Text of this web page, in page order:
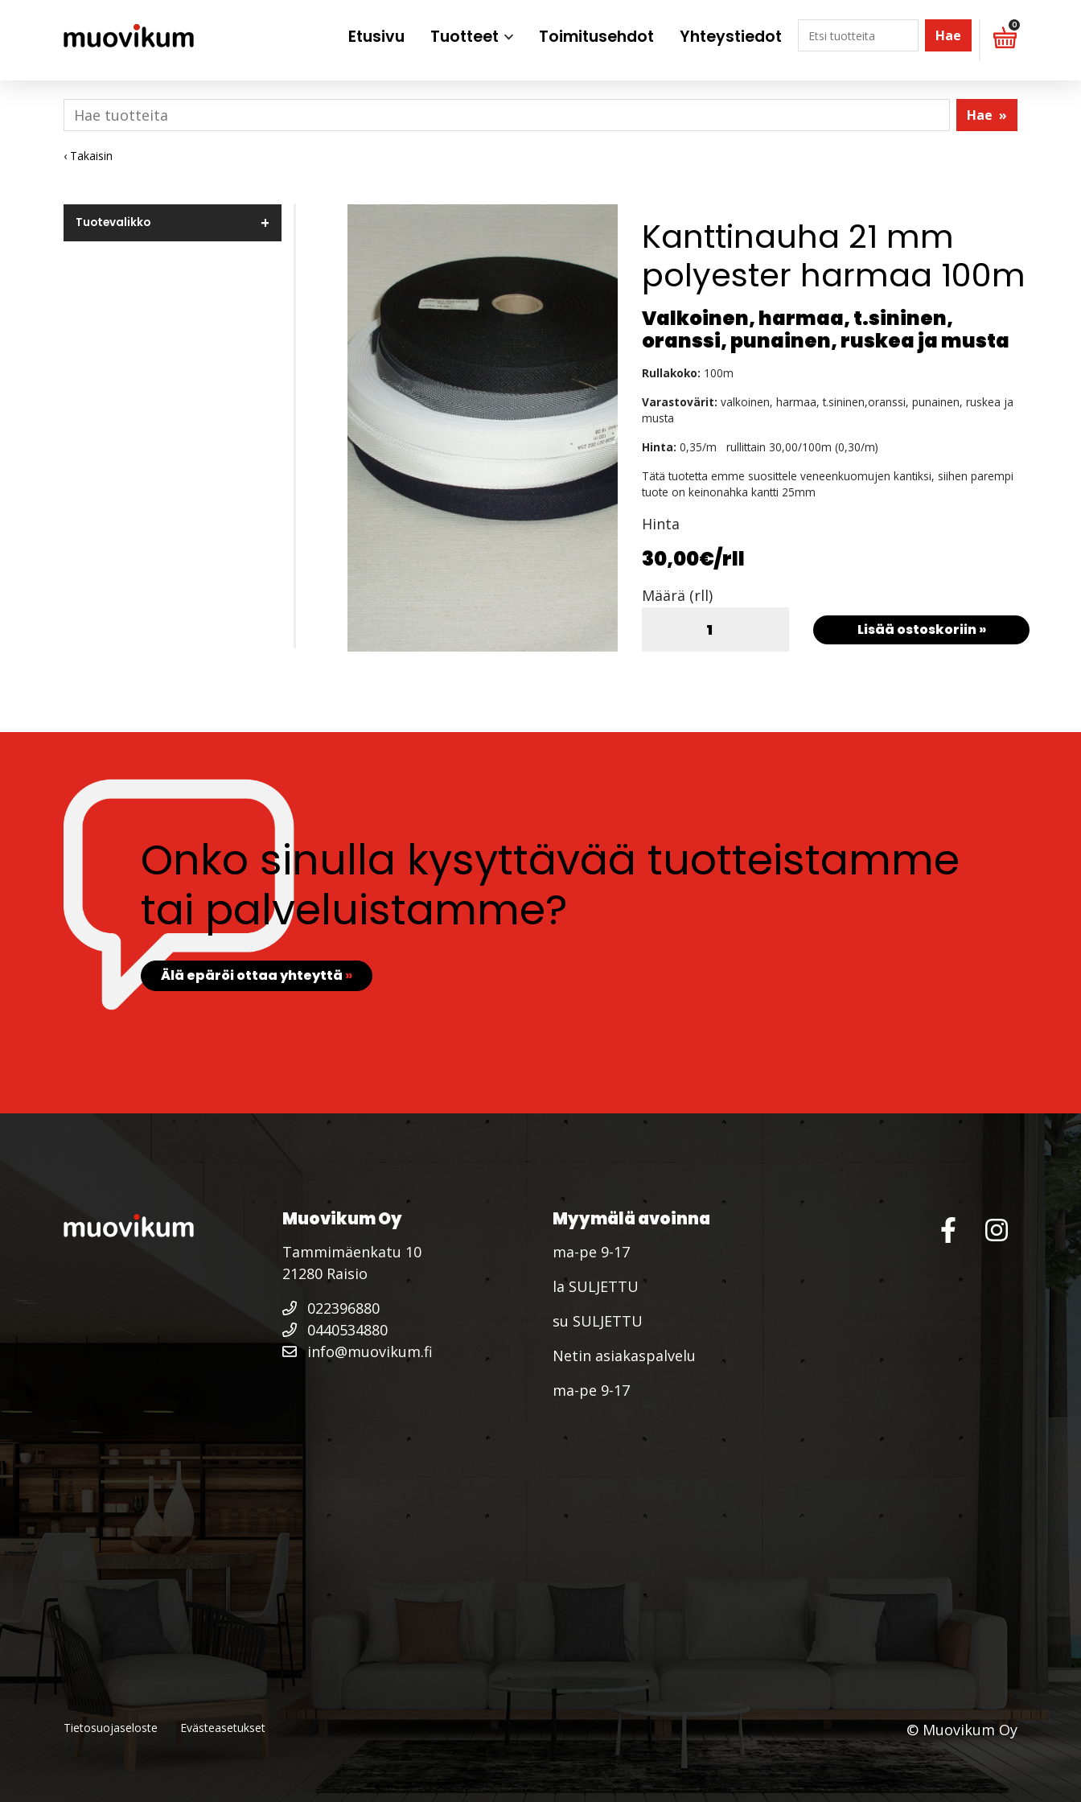
Etusivu Tuotteet Toimitusehdot Yhteystiedot Hae
0
Hae »
‹ Takaisin
Tuotevalikko
Kanttinauha 21 mm
polyester harmaa 100m
Valkoinen, harmaa, t.sininen,
oranssi, punainen, ruskea ja musta
Rullakoko: 100m
Varastovärit: valkoinen, harmaa, t.sininen,oranssi, punainen, ruskea ja
musta
Hinta: 0,35/m rullittain 30,00/100m (0,30/m)
Tätä tuotetta emme suosittele veneenkuomujen kantiksi, siihen parempi
tuote on keinonahka kantti 25mm
Hinta
30,00€/rll
Määrä (rll)
Lisää ostoskoriin »
Onko sinulla kysyttävää tuotteistamme
tai palveluistamme?
Älä epäröi ottaa yhteyttä »
Muovikum Oy
Tammimäenkatu 10
21280 Raisio
022396880
0440534880
info@muovikum.fi
Myymälä avoinna
ma-pe 9-17
la SULJETTU
su SULJETTU
Netin asiakaspalvelu
ma-pe 9-17
Tietosuojaseloste Evästeasetukset © Muovikum Oy